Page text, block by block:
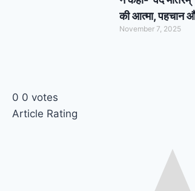
की आत्मा, पहचान
November 7, 2025
0 0 votes
Article Rating